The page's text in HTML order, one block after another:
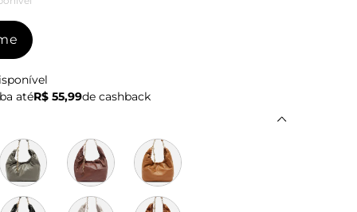
atéR$ 55,99de cashback